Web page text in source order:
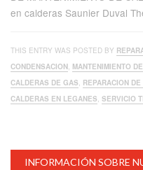
en calderas Saunier Duval
THIS ENTRY WAS POSTED BY
CONDENSACION MANTENIMIENTO
CALDERAS DE GAS REPARACION
CALDERAS EN LEGANES SERVICIO
INFORMACIÓN SOBRE